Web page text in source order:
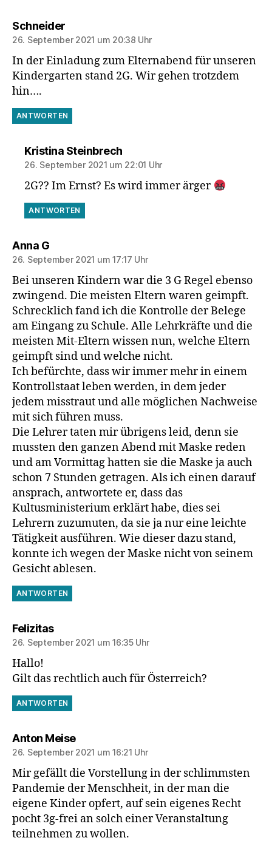
Schneidersagt:
26. September 2021 um 20:38 Uhr
In der Einladung zum Elternabend für unseren
Kindergarten stand 2G. Wir gehen trotzdem
hin….
ANTWORTEN
Kristina Steinbrechsagt:
26. September 2021 um 22:01 Uhr
2G?? Im Ernst? Es wird immer ärger
ANTWORTEN
Anna Gsagt:
26. September 2021 um 17:17 Uhr
Bei unseren Kindern war die 3 G Regel ebenso
zwingend. Die meisten Eltern waren geimpft.
Schrecklich fand ich die Kontrolle der Belege
am Eingang zu Schule. Alle Lehrkräfte und die
meisten Mit-Eltern wissen nun, welche Eltern
geimpft sind und welche nicht.
Ich befürchte, dass wir immer mehr in einem
Kontrollstaat leben werden, in dem jeder
jedem misstraut und alle möglichen Nachweise
mit sich führen muss.
Die Lehrer taten mir übrigens leid, denn sie
mussten den ganzen Abend mit Maske reden
und am Vormittag hatten sie die Maske ja auch
schon 7 Stunden getragen. Als ich einen darauf
ansprach, antwortete er, dass das
Kultusministerium erklärt habe, dies sei
Lehrern zuzumuten, da sie ja nur eine leichte
Tätigkeit ausführen. Wie dieser dazu stand,
konnte ich wegen der Maske nicht von seinem
Gesicht ablesen.
ANTWORTEN
Felizitassagt:
26. September 2021 um 16:35 Uhr
Hallo!
Gilt das rechtlich auch für Österreich?
ANTWORTEN
Anton Meisesagt:
26. September 2021 um 16:21 Uhr
Mir gefällt die Vorstellung in der schlimmsten
Pandemie der Menschheit, in der man die
eigene Kinder opfert, auf sein eigenes Recht
pocht 3g-frei an solch einer Veranstaltung
teilnehmen zu wollen.